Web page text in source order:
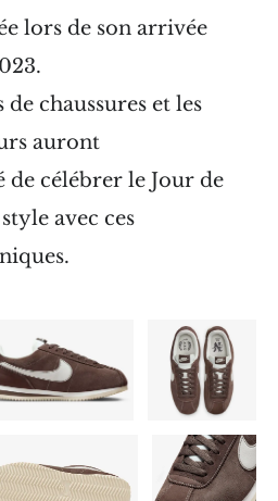
lors de son arrivée
de chaussures et les
auront
de célébrer le Jour de
avec ces